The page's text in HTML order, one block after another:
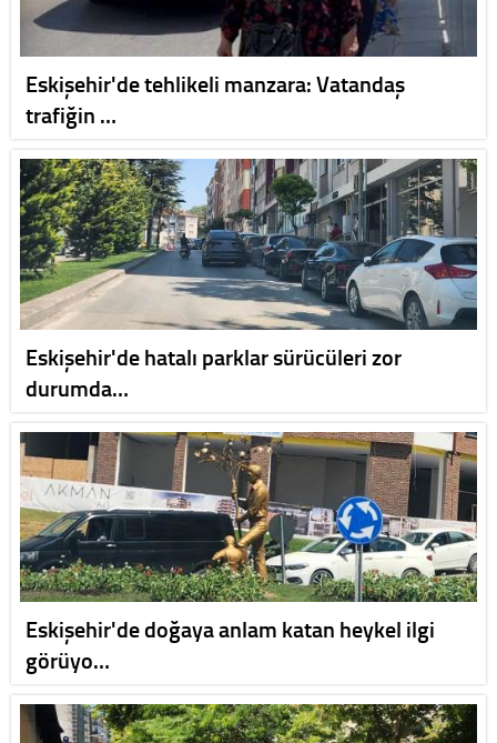
Eskişehir'de tehlikeli manzara: Vatandaş
trafiğin …
Eskişehir'de hatalı parklar sürücüleri zor
durumda…
Eskişehir'de doğaya anlam katan heykel ilgi
görüyo…